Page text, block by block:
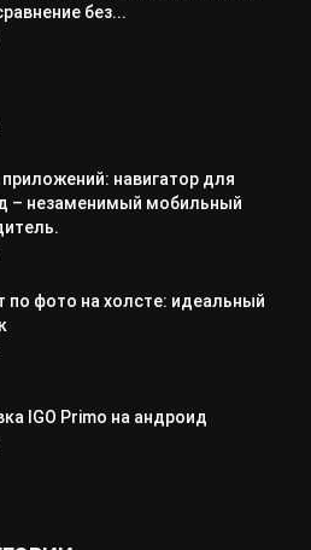
без...
навигатор для
– незаменимый мобильный
по фото на холсте: идеальный
IGO Primo на андроид